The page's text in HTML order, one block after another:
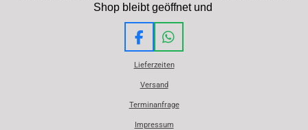
Shop bleibt geöffnet und
F
a
c
e
o
o
W
h
a
t
A
p
Lieferzeiten
Versand
Terminanfrage
Impressum